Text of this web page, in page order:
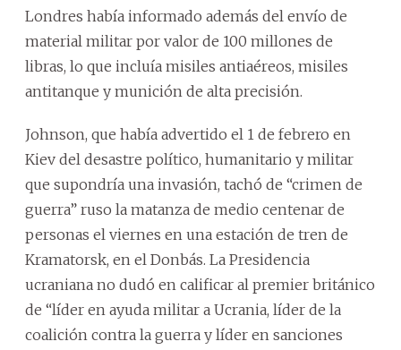
Londres había informado además del envío de
material militar por valor de 100 millones de
libras, lo que incluía misiles antiaéreos, misiles
antitanque y munición de alta precisión.
Johnson, que había advertido el 1 de febrero en
Kiev del desastre político, humanitario y militar
que supondría una invasión, tachó de “crimen de
guerra” ruso la matanza de medio centenar de
personas el viernes en una estación de tren de
Kramatorsk, en el Donbás. La Presidencia
ucraniana no dudó en calificar al premier británico
de “líder en ayuda militar a Ucrania, líder de la
coalición contra la guerra y líder en sanciones